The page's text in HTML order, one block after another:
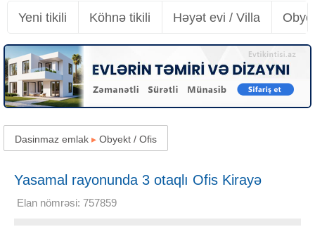
Yeni tikili Köhnə tikili Həyət evi / Villa
Dasinmaz emlak ▸ Obyekt / Ofis
Yasamal rayonunda 3 otaqlı Ofis Kirayə
verilir, 140 m²
Elan nömrəsi: 757859